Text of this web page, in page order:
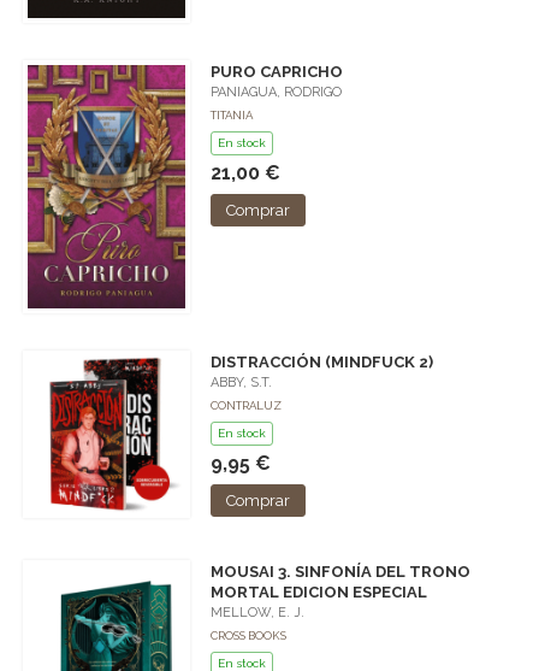
PURO CAPRICHO
PANIAGUA, RODRIGO
TITANIA
En stock
21,00 €
Comprar
DISTRACCIÓN (MINDFUCK 2)
ABBY, S.T.
CONTRALUZ
En stock
9,95 €
Comprar
MOUSAI 3. SINFONÍA DEL TRONO
MORTAL EDICION ESPECIAL
MELLOW, E. J.
CROSS BOOKS
En stock